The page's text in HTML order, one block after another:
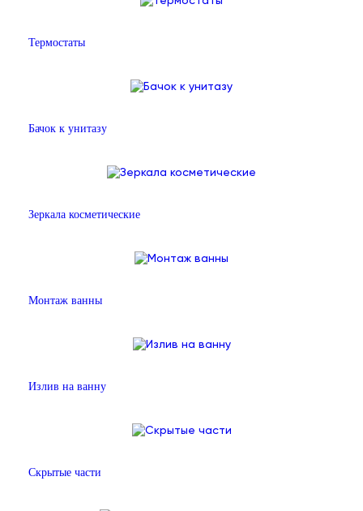
Термостаты
Бачок к унитазу
Зеркала косметические
Монтаж ванны
Излив на ванну
Скрытые части